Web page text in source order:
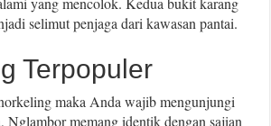
selimut penjaga dari kawasan pantai.
Terpopuler
maka Anda wajib mengunjungi
Nglambor memang identik dengan sajian